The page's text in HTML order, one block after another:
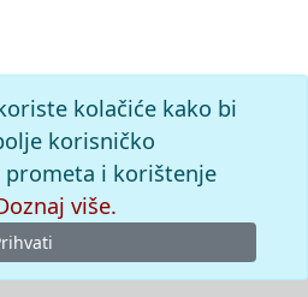
kolačiće kako bi
korisničko
prometa i korištenje
više.
Miroslav Krleža